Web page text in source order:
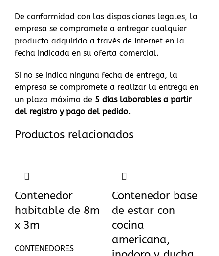
De conformidad con las disposiciones legales, la
empresa se compromete a entregar cualquier
producto adquirido a través de Internet en la
fecha indicada en su oferta comercial.
Si no se indica ninguna fecha de entrega, la
empresa se compromete a realizar la entrega en
un plazo máximo de 5 días laborables a partir
del registro y pago del pedido.
Productos relacionados
Contenedor
habitable de 8m
x 3m
CONTENEDORES
Contenedor base
de estar con
cocina
americana,